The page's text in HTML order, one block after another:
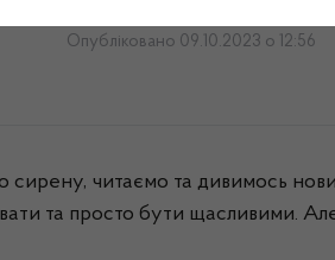
Опубліковано 09.10.2023 о 12:56
сирену, читаємо та дивимось
та просто бути щасливими.